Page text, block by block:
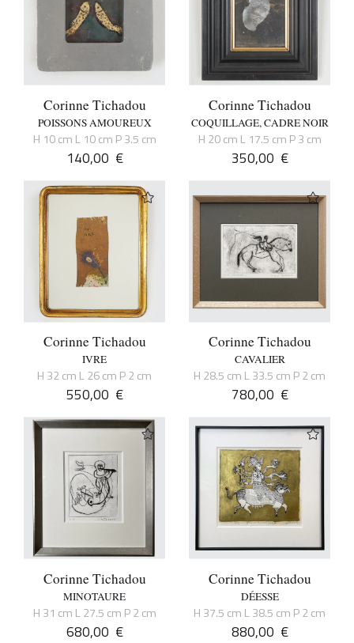
Corinne Tichadou
POISSONS AMOUREUX
H 10 cm L 10 cm P 3.5 cm
140,00 €
Corinne Tichadou
COQUILLAGE, CADRE NOIR
H 20 cm L 17.5 cm P 3 cm
350,00 €
Corinne Tichadou
IVRE
H 32 cm L 26 cm P 2 cm
550,00 €
Corinne Tichadou
CAVALIER
H 28.5 cm L 33.5 cm P 2 cm
780,00 €
Corinne Tichadou
MINOTAURE
H 31 cm L 27.5 cm P 2 cm
680,00 €
Corinne Tichadou
DÉESSE
H 37.5 cm L 38.5 cm P 2 cm
880,00 €